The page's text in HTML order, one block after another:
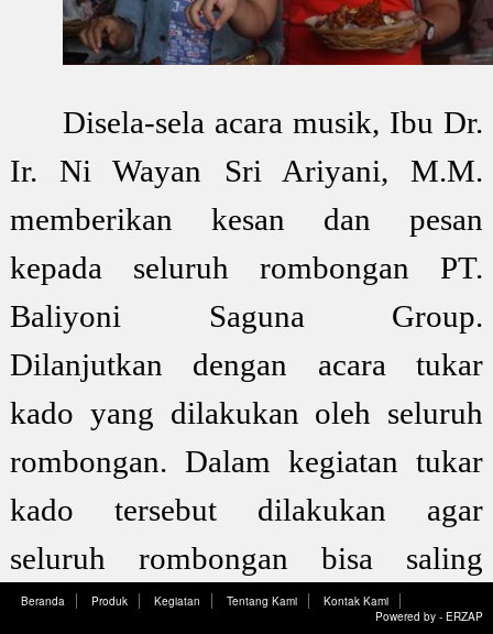
Disela-sela acara musik, Ibu Dr.
Ir. Ni Wayan Sri Ariyani, M.M.
memberikan kesan dan pesan
kepada seluruh rombongan PT.
Baliyoni Saguna Group.
Dilanjutkan dengan acara tukar
kado yang dilakukan oleh seluruh
rombongan. Dalam kegiatan tukar
kado tersebut dilakukan agar
seluruh rombongan bisa saling
menghargai, meberi semangat dan
Beranda Produk Kegiatan Tentang Kami
Kontak Kami
Powered by -ERZAP